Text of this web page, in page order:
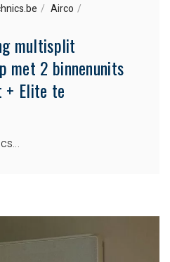
Airco
multisplit
met 2 binnenunits
+ Elite te